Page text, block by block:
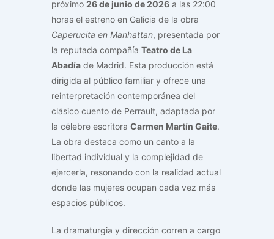
próximo 26 de junio de 2026 a las 22:00
horas el estreno en Galicia de la obra
Caperucita en Manhattan, presentada por
la reputada compañía Teatro de La
Abadía de Madrid. Esta producción está
dirigida al público familiar y ofrece una
reinterpretación contemporánea del
clásico cuento de Perrault, adaptada por
la célebre escritora Carmen Martín Gaite.
La obra destaca como un canto a la
libertad individual y la complejidad de
ejercerla, resonando con la realidad actual
donde las mujeres ocupan cada vez más
espacios públicos.
La dramaturgia y dirección corren a cargo